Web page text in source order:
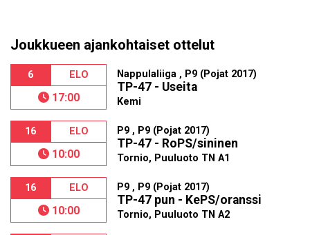
Joukkueen ajankohtaiset ottelut
6 ELO
17:00
Nappulaliiga , P9 (Pojat 2017)
TP-47 - Useita
Kemi
16 ELO
10:00
P9 , P9 (Pojat 2017)
TP-47 - RoPS/sininen
Tornio, Puuluoto TN A1
16 ELO
10:00
P9 , P9 (Pojat 2017)
TP-47 pun - KePS/oranssi
Tornio, Puuluoto TN A2